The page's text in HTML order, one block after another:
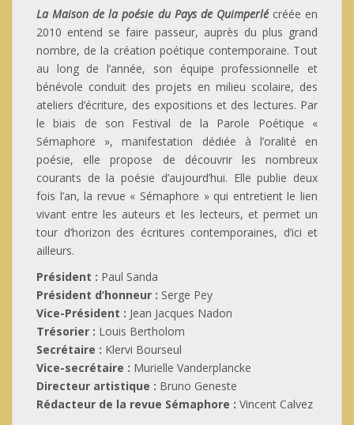
La Maison de la poésie du Pays de Quimperlécréée en
2010 entend se faire passeur, auprès du plus grand
nombre, de la création poétique contemporaine. Tout
au long de l’année, son équipe professionnelle et
bénévole conduit des projets en milieu scolaire, des
ateliers d’écriture, des expositions et des lectures. Par
le biais de son Festival de la Parole Poétique «
Sémaphore », manifestation dédiée à l’oralité en
poésie, elle propose de découvrir les nombreux
courants de la poésie d’aujourd’hui. Elle publie deux
fois l’an, la revue « Sémaphore » qui entretient le lien
vivant entre les auteurs et les lecteurs, et permet un
tour d’horizon des écritures contemporaines, d’ici et
ailleurs.
Président : Paul Sanda
Président d’honneur : Serge Pey
Vice-Président : Jean Jacques Nadon
Trésorier : Louis Bertholom
Secrétaire : Klervi Bourseul
Vice-secrétaire : Murielle Vanderplancke
Directeur artistique : Bruno Geneste
Rédacteur de la revue Sémaphore : Vincent Calvez